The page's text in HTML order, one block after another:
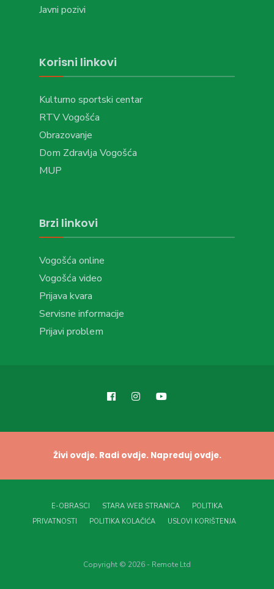
Javni pozivi
Korisni linkovi
Kulturno sportski centar
RTV Vogošća
Obrazovanje
Dom Zdravlja Vogošća
MUP
Brzi linkovi
Vogošća online
Vogošća video
Prijava kvara
Servisne informacije
Prijavi problem
Živi ovdje. Radi ovdje. Napreduj ovdje.
E-OBRASCI STARA WEB STRANICA
POLITIKA
PRIVATNOSTI
POLITIKA KOLAČIĆA USLOVI KORIŠTENJA
Copyright © 2026 - Remote Ltd